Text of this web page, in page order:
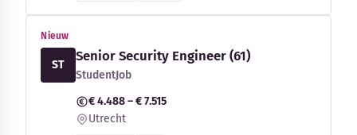
Nieuw
ST
Senior Security Engineer (61)
StudentJob
€ 4.488 – € 7.515
Utrecht